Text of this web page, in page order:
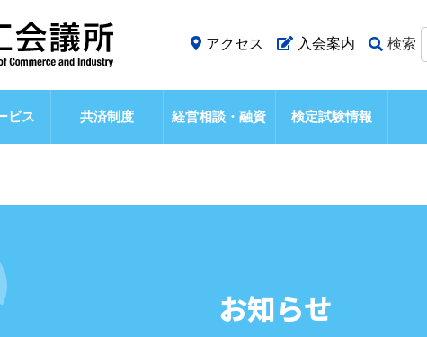
アクセス 入会案内 検索
ビス 共済制度 経営相談・融資 検定試験情報
お知らせ